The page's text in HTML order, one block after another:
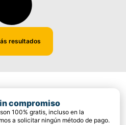
resultados
compromiso
100% gratis, incluso en la
a solicitar ningún método de pago.